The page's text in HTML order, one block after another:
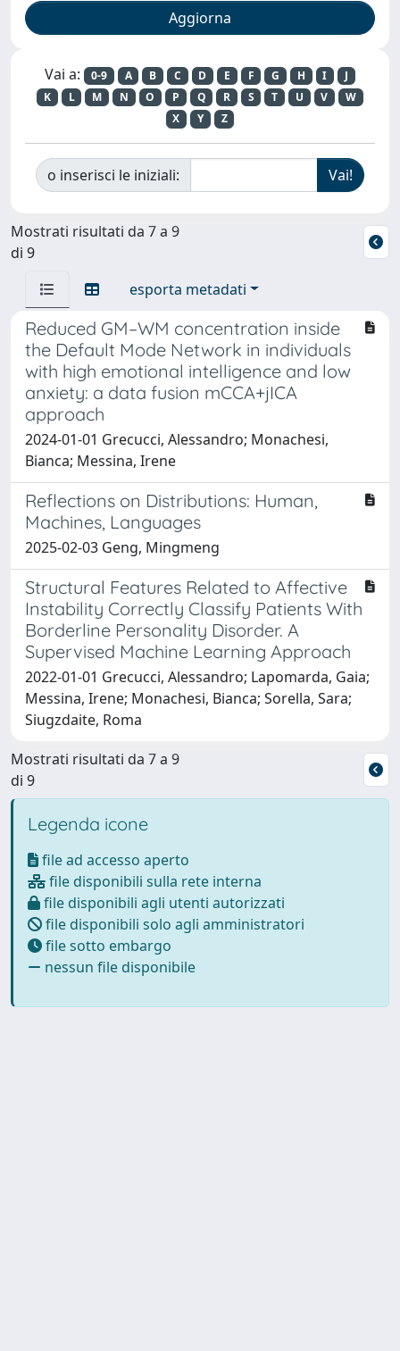
Vai a: 0-9 A B C D E F G H I
J
K
L M N O P Q R S T U V
W
X
Y Z
o inserisci le iniziali:
Mostrati risultati da 7 a 9
di 9
esporta metadati
Reduced GM–WM concentration inside
the Default Mode Network in individuals
with high emotional intelligence and low
anxiety: a data fusion mCCA+jICA
approach
2024-01-01 Grecucci, Alessandro; Monachesi,
Bianca; Messina, Irene
Reflections on Distributions: Human,
Machines, Languages
2025-02-03 Geng, Mingmeng
Structural Features Related to Affective
Instability Correctly Classify Patients With
Borderline Personality Disorder. A
Supervised Machine Learning Approach
2022-01-01 Grecucci, Alessandro; Lapomarda, Gaia;
Messina, Irene; Monachesi, Bianca; Sorella, Sara;
Siugzdaite, Roma
Mostrati risultati da 7 a 9
di 9
Legenda icone
file ad accesso aperto
file disponibili sulla rete interna
file disponibili agli utenti autorizzati
file disponibili solo agli amministratori
file sotto embargo
nessun file disponibile